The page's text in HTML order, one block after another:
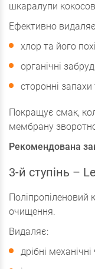
шкаралупи
Ефективно
хлор та його
органічні
сторонні
Покращує смак,
мембрану
Рекомендована
3-й ступінь –
Поліпропіленовий
очищення.
Видаляє:
дрібні